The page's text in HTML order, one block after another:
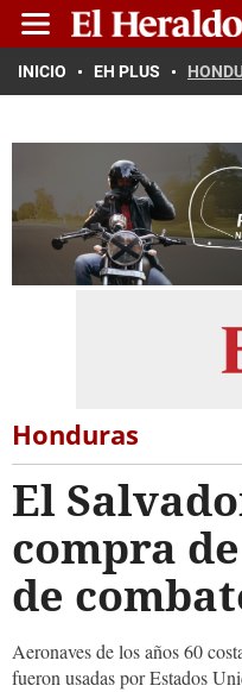
INICIO EH PLUS
Honduras
El
compra
de
Aeronaves de los años 60
fueron usadas por Estados